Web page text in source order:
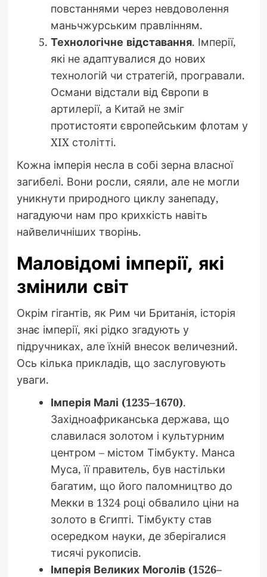
повстаннями через невдоволення
маньчжурським правлінням.
Технологічне відставання. Імперії,
які не адаптувалися до нових
технологій чи стратегій, програвали.
Османи відстали від Європи в
артилерії, а Китай не зміг
протистояти європейським флотам у
XIX столітті.
Кожна імперія несла в собі зерна власної
загибелі. Вони росли, сяяли, але не могли
уникнути природного циклу занепаду,
нагадуючи нам про крихкість навіть
найвеличніших творінь.
Маловідомі імперії, які
змінили світ
Окрім гігантів, як Рим чи Британія, історія
знає імперії, які рідко згадують у
підручниках, але їхній внесок величезний.
Ось кілька прикладів, що заслуговують
уваги.
Імперія Малі (1235–1670).
Західноафриканська держава, що
славилася золотом і культурним
центром – містом Тімбукту. Манса
Муса, її правитель, був настільки
багатим, що його паломництво до
Мекки в 1324 році обвалило ціни на
золото в Єгипті. Тімбукту став
осередком науки, де зберігалися
тисячі рукописів.
Імперія Великих Моголів (1526–